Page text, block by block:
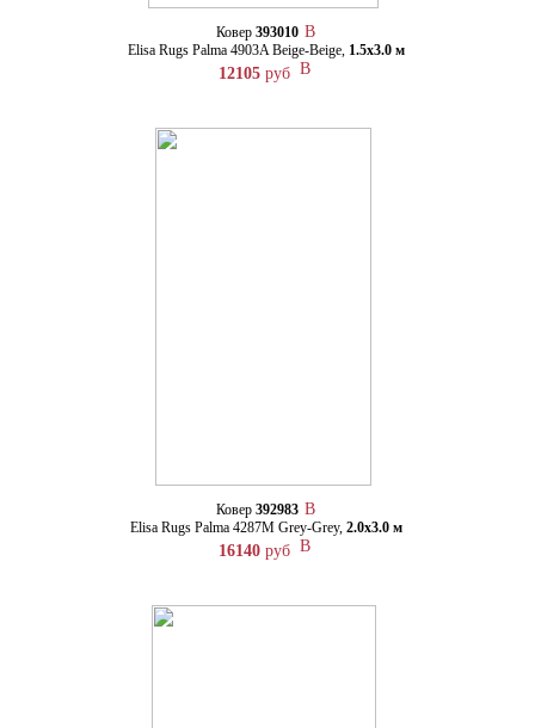
Ковер 393010
Elisa Rugs Palma 4903A Beige-Beige, 1.5х3.0 м
12105 руб
Ковер 392983
Elisa Rugs Palma 4287M Grey-Grey, 2.0х3.0 м
16140 руб